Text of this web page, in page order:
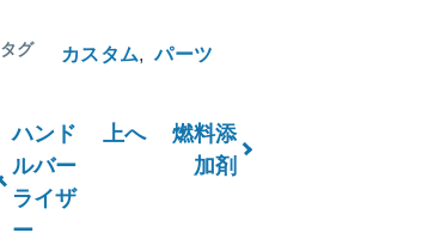
タグ カスタム パーツ
ブ
ッ
ハンド
ルバー
ライザ
上へ
燃料添
加剤